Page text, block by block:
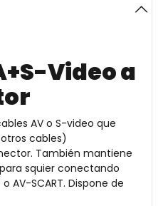
Video a
AV o S-video que
cables)
También mantiene
squier conectando
AV-SCART. Dispone de